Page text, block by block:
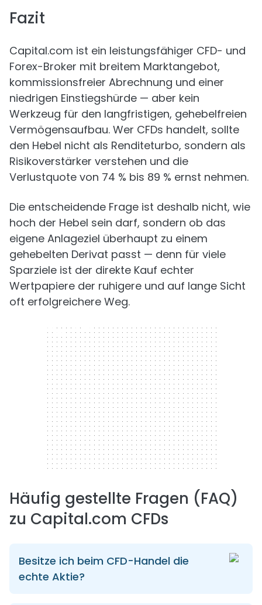
Fazit
Capital.com ist ein leistungsfähiger CFD- und
Forex-Broker mit breitem Marktangebot,
kommissionsfreier Abrechnung und einer
niedrigen Einstiegshürde — aber kein
Werkzeug für den langfristigen, gehebelfreien
Vermögensaufbau. Wer CFDs handelt, sollte
den Hebel nicht als Renditeturbo, sondern als
Risikoverstärker verstehen und die
Verlustquote von 74 % bis 89 % ernst nehmen.
Die entscheidende Frage ist deshalb nicht, wie
hoch der Hebel sein darf, sondern ob das
eigene Anlageziel überhaupt zu einem
gehebelten Derivat passt — denn für viele
Sparziele ist der direkte Kauf echter
Wertpapiere der ruhigere und auf lange Sicht
oft erfolgreichere Weg.
300 x 250
Häufig gestellte Fragen (FAQ)
zu Capital.com CFDs
Besitze ich beim CFD-Handel die
echte Aktie?